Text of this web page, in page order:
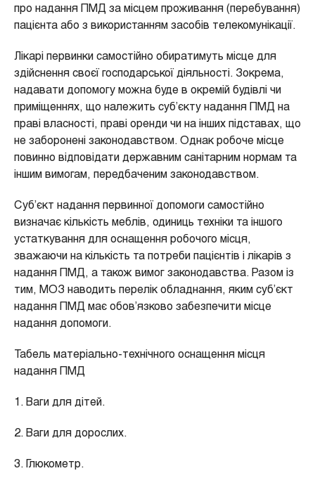
про надання ПМД за місцем проживання (перебування)
пацієнта або з використанням засобів телекомунікації.
Лікарі первинки самостійно обиратимуть місце для
здійснення своєї господарської діяльності. Зокрема,
надавати допомогу можна буде в окремій будівлі чи
приміщеннях, що належить суб’єкту надання ПМД на
праві власності, праві оренди чи на інших підставах, що
не заборонені законодавством. Однак робоче місце
повинно відповідати державним санітарним нормам та
іншим вимогам, передбаченим законодавством.
Суб’єкт надання первинної допомоги самостійно
визначає кількість меблів, одиниць техніки та іншого
устаткування для оснащення робочого місця,
зважаючи на кількість та потреби пацієнтів і лікарів з
надання ПМД, а також вимог законодавства. Разом із
тим, МОЗ наводить перелік обладнання, яким суб’єкт
надання ПМД має обов’язково забезпечити місце
надання допомоги.
Табель матеріально-технічного оснащення місця
надання ПМД
1. Ваги для дітей.
2. Ваги для дорослих.
3. Глюкометр.